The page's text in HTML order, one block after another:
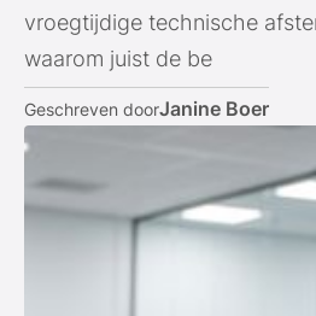
vroegtijdige technische
waarom juist de be
Geschreven doorJanine Boer